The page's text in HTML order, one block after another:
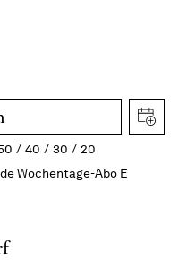
40 30
20
Wochentage-Abo E